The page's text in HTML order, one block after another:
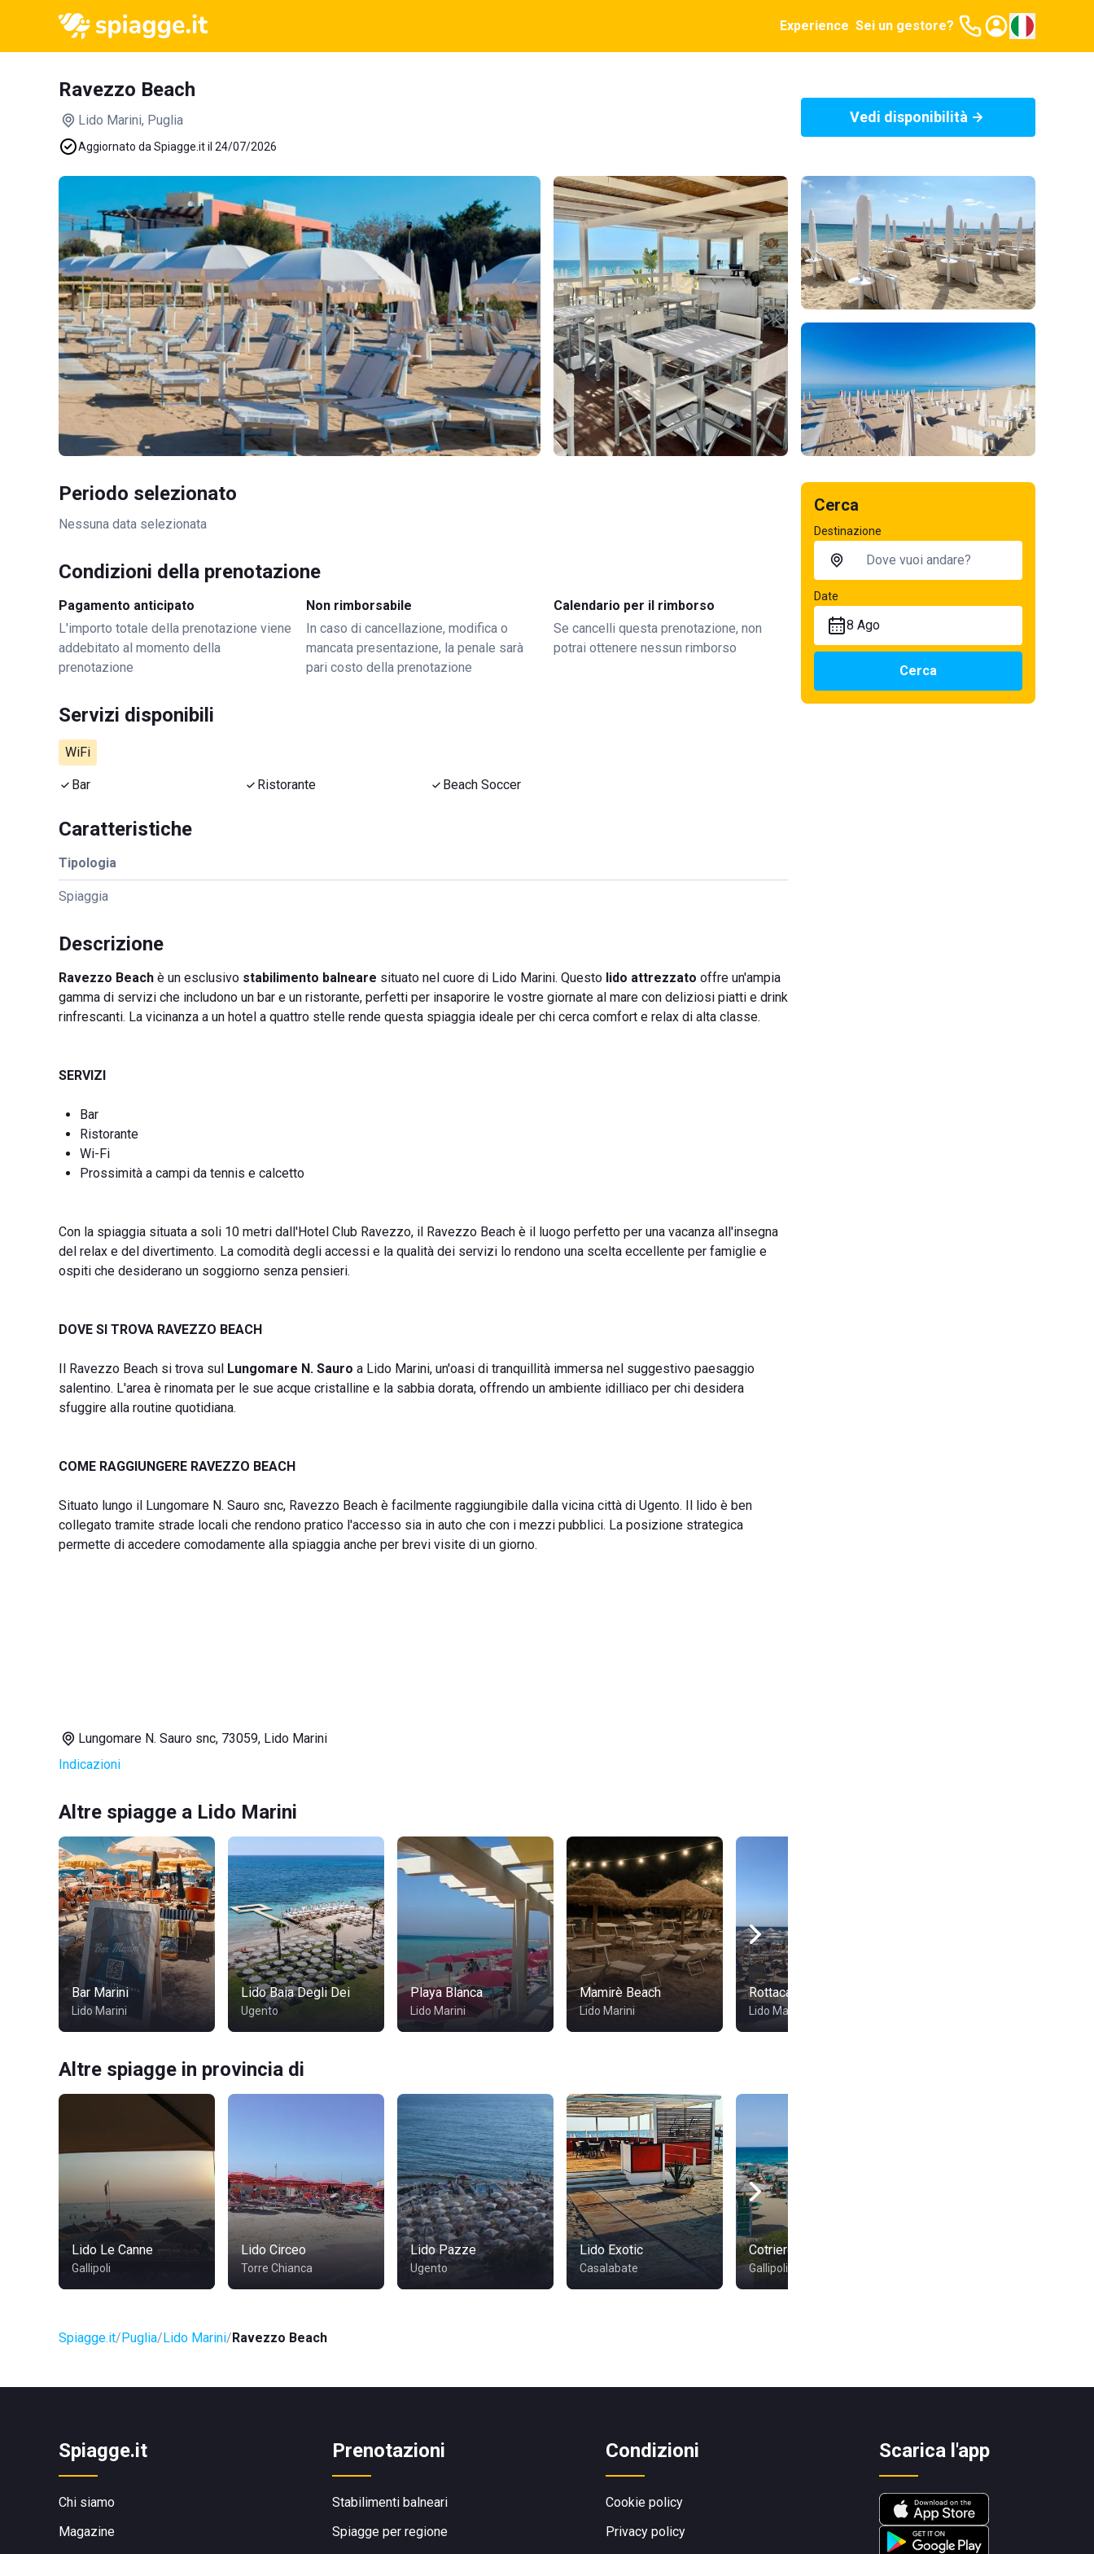
Experience Sei un gestore?
Ravezzo Beach
Lido Marini, Puglia
Aggiornato da Spiagge.it il 24/07/2026
Vedi disponibilità
Periodo selezionato
Nessuna data selezionata
Condizioni della prenotazione
Pagamento anticipato
L'importo totale della prenotazione viene
addebitato al momento della
prenotazione
Non rimborsabile
In caso di cancellazione, modifica o
mancata presentazione, la penale sarà
pari costo della prenotazione
Calendario per il rimborso
Se cancelli questa prenotazione, non
potrai ottenere nessun rimborso
Servizi disponibili
WiFi
Bar Ristorante Beach Soccer
Caratteristiche
Tipologia
Spiaggia
Descrizione
Ravezzo Beach è un esclusivo stabilimento balneare situato nel cuore di Lido Marini. Questo lido attrezzato offre un'ampia
gamma di servizi che includono un bar e un ristorante, perfetti per insaporire le vostre giornate al mare con deliziosi piatti e drink
rinfrescanti. La vicinanza a un hotel a quattro stelle rende questa spiaggia ideale per chi cerca comfort e relax di alta classe.
SERVIZI
Bar
Ristorante
Wi-Fi
Prossimità a campi da tennis e calcetto
Con la spiaggia situata a soli 10 metri dall'Hotel Club Ravezzo, il Ravezzo Beach è il luogo perfetto per una vacanza all'insegna
del relax e del divertimento. La comodità degli accessi e la qualità dei servizi lo rendono una scelta eccellente per famiglie e
ospiti che desiderano un soggiorno senza pensieri.
DOVE SI TROVA RAVEZZO BEACH
Il Ravezzo Beach si trova sul Lungomare N. Sauro a Lido Marini, un'oasi di tranquillità immersa nel suggestivo paesaggio
salentino. L'area è rinomata per le sue acque cristalline e la sabbia dorata, offrendo un ambiente idilliaco per chi desidera
sfuggire alla routine quotidiana.
COME RAGGIUNGERE RAVEZZO BEACH
Situato lungo il Lungomare N. Sauro snc, Ravezzo Beach è facilmente raggiungibile dalla vicina città di Ugento. Il lido è ben
collegato tramite strade locali che rendono pratico l'accesso sia in auto che con i mezzi pubblici. La posizione strategica
permette di accedere comodamente alla spiaggia anche per brevi visite di un giorno.
Lungomare N. Sauro snc, 73059, Lido Marini
Indicazioni
Altre spiagge a Lido Marini
Bar Marini
Lido Marini
Lido Baia Degli Dei
Ugento
Playa Blanca
Lido Marini
Mamirè Beach
Lido Marini
Rottacapozza
Lido Marini
Altre spiagge in provincia di
Lido Le Canne
Gallipoli
Lido Circeo
Torre Chianca
Lido Pazze
Ugento
Lido Exotic
Casalabate
Cotriero
Gallipoli
Spiagge.it Puglia Lido Marini Ravezzo Beach
Cerca
Destinazione
Date
8 Ago
Cerca
Spiagge.it
Chi siamo
Magazine
Prenotazioni
Stabilimenti balneari
Spiagge per regione
Condizioni
Cookie policy
Privacy policy
Scarica l'app